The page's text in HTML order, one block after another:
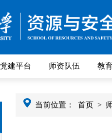
党建平台 师资队伍 教
当前位置： 首页 >